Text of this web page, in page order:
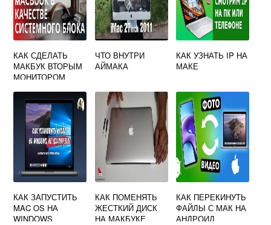
КАК СДЕЛАТЬ
МАКБУК ВТОРЫМ
МОНИТОРОМ
ЧТО ВНУТРИ
АЙМАКА
КАК УЗНАТЬ IP НА
МАКЕ
КАК ЗАПУСТИТЬ
MAC OS НА
WINDOWS
КАК ПОМЕНЯТЬ
ЖЕСТКИЙ ДИСК
НА МАКБУКЕ
КАК ПЕРЕКИНУТЬ
ФАЙЛЫ С МАК НА
АНДРОИД